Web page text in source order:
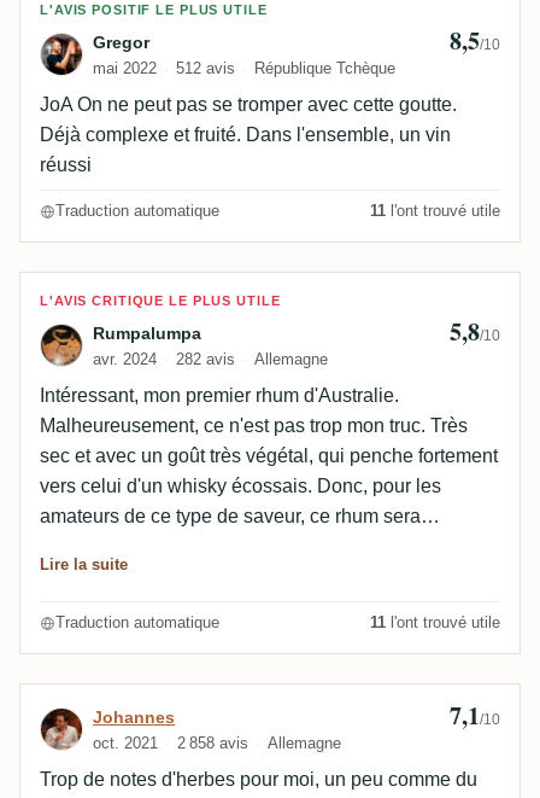
Avis de Gregor
L'AVIS POSITIF LE PLUS UTILE
Gregor
mai 2022 512 avis République Tchèque
8,5/10
JoA On ne peut pas se tromper avec cette goutte.
Déjà complexe et fruité. Dans l'ensemble, un vin
réussi
Traduction automatique 11 l'ont trouvé utile
Avis de Rumpalumpa
L'AVIS CRITIQUE LE PLUS UTILE
Rumpalumpa
avr. 2024 282 avis Allemagne
5,8/10
Intéressant, mon premier rhum d'Australie.
Malheureusement, ce n'est pas trop mon truc. Très
sec et avec un goût très végétal, qui penche fortement
vers celui d'un whisky écossais. Donc, pour les
amateurs de ce type de saveur, ce rhum sera
Lire la suite
Traduction automatique 11 l'ont trouvé utile
Avis de Johannes
Johannes
oct. 2021 2 858 avis Allemagne
7,1/10
Trop de notes d'herbes pour moi, un peu comme du